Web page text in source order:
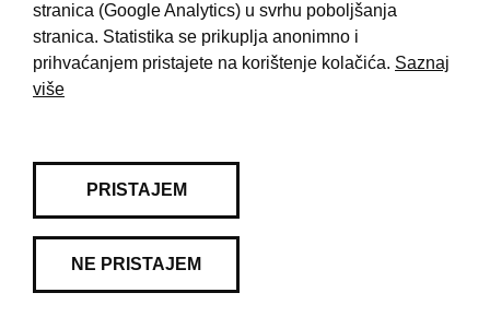
stranica (Google Analytics) u svrhu poboljšanja
stranica. Statistika se prikuplja anonimno i
prihvaćanjem pristajete na korištenje kolačića. Saznaj
više
PRISTAJEM
NE PRISTAJEM